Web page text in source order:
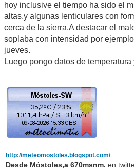
hoy inclusive el tiempo ha sido el
altas,y algunas lenticulares con
cerca de la sierra.A destacar el
soplaba con intensidad por
jueves.
Luego pongo datos de temperatura
http://meteomostoles.blogspot.com/
Desde Móstoles,a 670msnm. en